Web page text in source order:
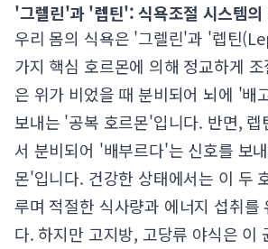
'그렐린'과 '렙틴': 식욕조절 시스템의
우리 몸의 식욕은 '그렐린'과 '렙틴
가지 핵심 호르몬에 의해 정교하게
은 위가 비었을 때 분비되어 뇌에 '배
보내는 '공복 호르몬'입니다. 반면, 렙
서 분비되어 '배부르다'는 신호를 보
몬'입니다. 건강한 상태에서는 이 두
루며 적절한 식사량과 에너지 섭취를
다. 하지만 고지방, 고당류 야식은 이